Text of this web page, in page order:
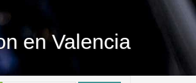
en Valencia